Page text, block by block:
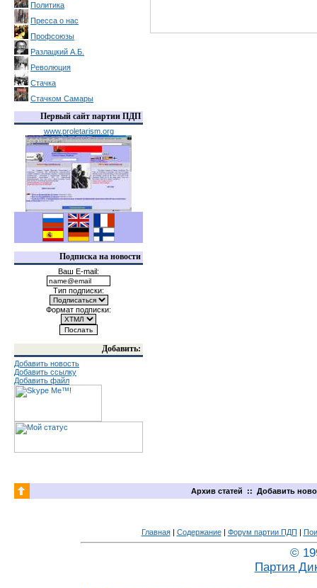
Политика
Пресса о нас
Профсоюзы
Разлацкий А.Б.
Революция
Стачка
Стачком Самары
Первый сайт партии ПДП
www.proletarism.org
Подписка на новости
Ваш E-mail:
Тип подписки:
Формат подписки:
Добавить:
Добавить новость
Добавить ссылку
Добавить файл
Архив статей :: Добавить
Главная| Содержание| Форум партии ПДП |
©
Партия